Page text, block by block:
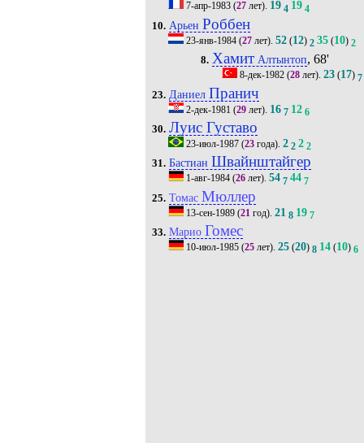
7-апр-1983(27лет). 19 4 19 4
10. Арьен Роббен
23-янв-1984(27лет). 52(12) 2 35(10) 2
8. ХамитАлтынтоп, 68'
8-дек-1982 (28 лет).23 (17) 7
23. Даниел Пранич
2-дек-1981 (29лет). 16 7 12 6
30. Луис Густаво
23-июл-1987(23года). 2 2 2 2
31. Бастиан Швайнштайгер
1-авг-1984(26лет). 54 7 44 7
25. Томас Мюллер
13-сен-1989(21 год). 21 8 19 7
33. Марио Гомес
10-июл-1985(25лет). 25(20) 8 14(10) 6